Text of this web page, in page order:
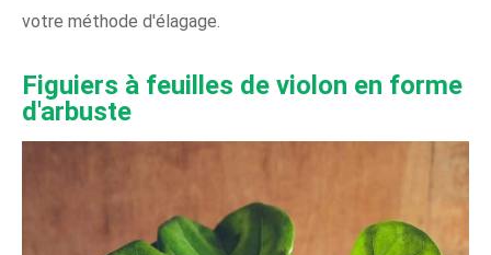
votre méthode d'élagage.
Figuiers à feuilles de violon en forme
d'arbuste